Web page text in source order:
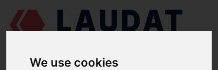
We use cookies